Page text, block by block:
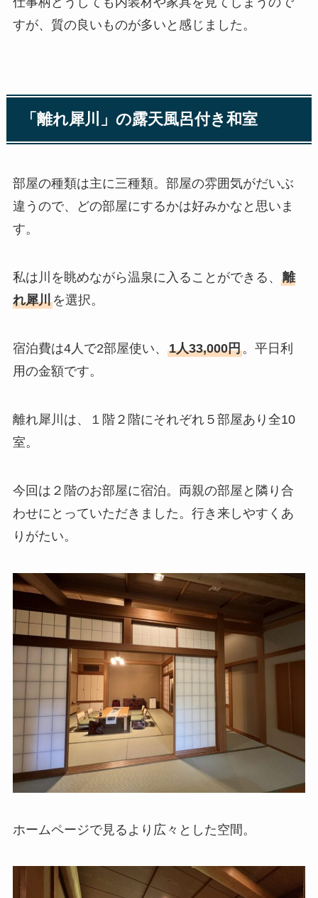
すが、質の良いものが多いと感じました。
「離れ犀川」の露天風呂付き和室
部屋の種類は主に三種類。部屋の雰囲気がだいぶ
違うので、どの部屋にするかは好みかなと思いま
す。
私は川を眺めながら温泉に入ることができる、 離
れ犀川を選択。
宿泊費は4人で2部屋使い、 1人33,000円。平日利
用の金額です。
離れ犀川は、１階２階にそれぞれ５部屋あり全10
室。
今回は２階のお部屋に宿泊。両親の部屋と隣り合
わせにとっていただきました。行き来しやすくあ
りがたい。
ホームページで見るより広々とした空間。